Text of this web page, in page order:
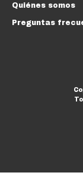
Quiénes somos
Preguntas